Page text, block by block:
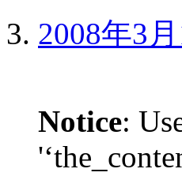
2008年3
Notice: